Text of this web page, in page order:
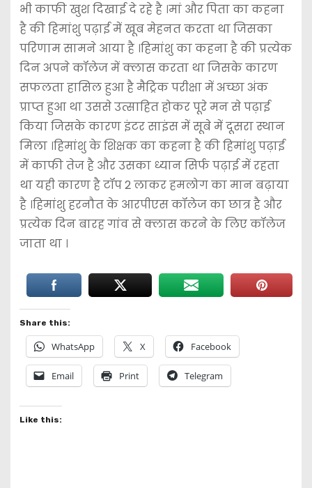
भी काफी खुश दिखाई दे रहे है ।मां और पिता का कहना
है की हिमांशु पढ़ाई में खूब मेहनत करता था जिसका
परिणाम सामने आया है ।हिमांशु का कहना है की प्रत्येक
दिन अपने कॉलेज में क्लास करता था जिसके कारण
सफलता हासिल हुआ है मैट्रिक परीक्षा में अच्छा अंक
प्राप्त हुआ था उससे उत्साहित होकर पूरे मन से पढ़ाई
किया जिसके कारण इंटर साइंस में सूबे में दूसरा स्थान
मिला ।हिमांशु के शिक्षक का कहना है की हिमांशु पढ़ाई
में काफी तेज है और उसका ध्यान सिर्फ पढ़ाई में रहता
था यही कारण है टॉप 2 लाकर हमलोग का मान बढ़ाया
है ।हिमांशु हरनौत के आरपीएस कॉलेज का छात्र है और
प्रत्येक दिन बारह गांव से क्लास करने के लिए कॉलेज
जाता था ।
Share this:
WhatsApp X Facebook
Email Print Telegram
Like this: